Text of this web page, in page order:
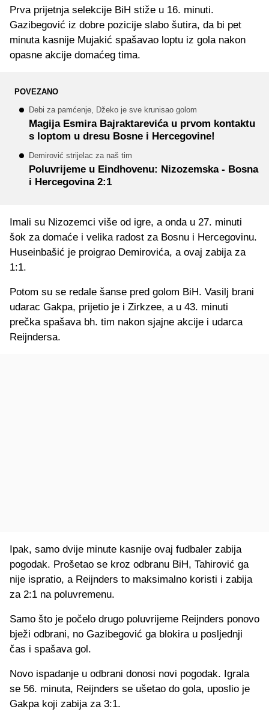
Prva prijetnja selekcije BiH stiže u 16. minuti.
Gazibegović iz dobre pozicije slabo šutira, da bi pet
minuta kasnije Mujakić spašavao loptu iz gola nakon
opasne akcije domaćeg tima.
POVEZANO
Debi za pamćenje, Džeko je sve krunisao golom
Magija Esmira Bajraktarevića u prvom kontaktu
s loptom u dresu Bosne i Hercegovine!
Demirović strijelac za naš tim
Poluvrijeme u Eindhovenu: Nizozemska - Bosna
i Hercegovina 2:1
Imali su Nizozemci više od igre, a onda u 27. minuti
šok za domaće i velika radost za Bosnu i Hercegovinu.
Huseinbašić je proigrao Demirovića, a ovaj zabija za
1:1.
Potom su se redale šanse pred golom BiH. Vasilj brani
udarac Gakpa, prijetio je i Zirkzee, a u 43. minuti
prečka spašava bh. tim nakon sjajne akcije i udarca
Reijndersa.
Ipak, samo dvije minute kasnije ovaj fudbaler zabija
pogodak. Prošetao se kroz odbranu BiH, Tahirović ga
nije ispratio, a Reijnders to maksimalno koristi i zabija
za 2:1 na poluvremenu.
Samo što je počelo drugo poluvrijeme Reijnders ponovo
bježi odbrani, no Gazibegović ga blokira u posljednji
čas i spašava gol.
Novo ispadanje u odbrani donosi novi pogodak. Igrala
se 56. minuta, Reijnders se ušetao do gola, uposlio je
Gakpa koji zabija za 3:1.